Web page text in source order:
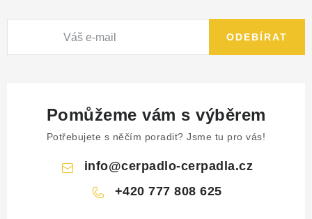
ODEBÍRAT
Pomůžeme vám s výběrem
Potřebujete s něčím poradit? Jsme tu pro vás!
info@cerpadlo-cerpadla.cz
+420 777 808 625